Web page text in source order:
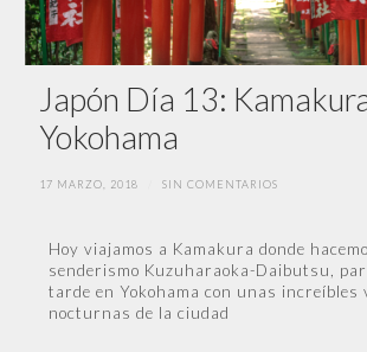
Japón Día 13:
Yokohama
17 MARZO, 2018 SIN COMENTARIOS
Hoy viajamos a Kamakura donde
senderismo Kuzuharaoka-Daibutsu,
tarde en Yokohama con unas increíbles
nocturnas de la ciudad